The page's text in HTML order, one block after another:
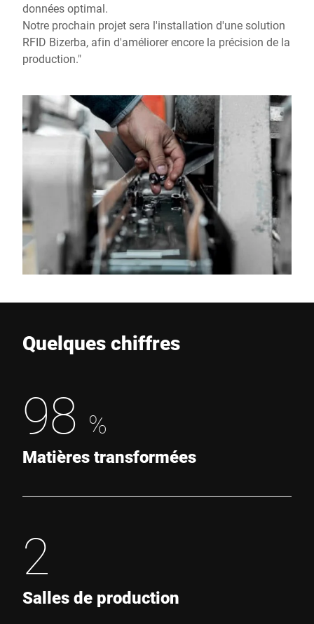
données optimal.
Notre prochain projet sera l'installation d'une solution
RFID Bizerba, afin d'améliorer encore la précision de la
production."
Quelques chiffres
98 %
Matières transformées
2
Salles de production